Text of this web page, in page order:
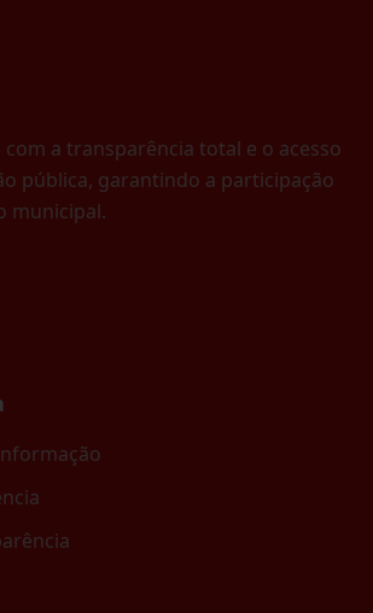
a transparência total e o acesso
pública, garantindo a participação
municipal.